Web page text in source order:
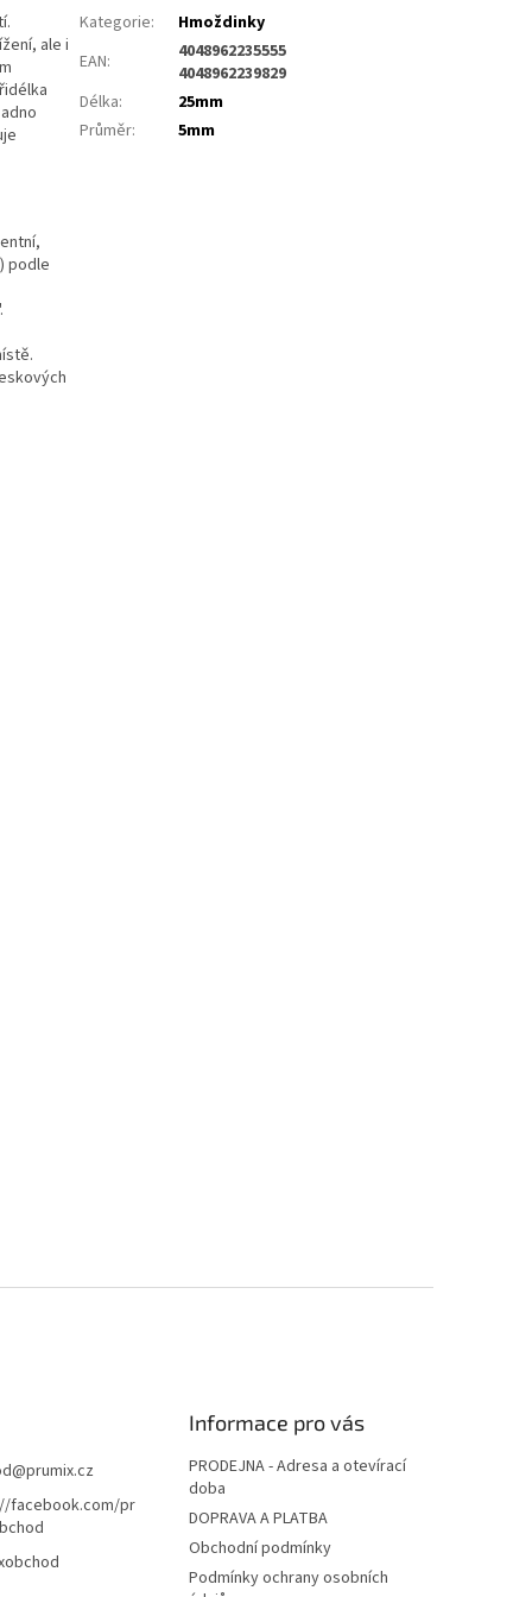
ale i
podle
Kategorie:
Hmoždinky
EAN:
4048962235555
4048962239829
Délka:
25mm
Průměr: 5mm
@prumix.cz
facebook.com/pr
Informace pro vás
PRODEJNA - Adresa a otevírací
doba
DOPRAVA A PLATBA
Obchodní podmínky
Podmínky ochrany osobních